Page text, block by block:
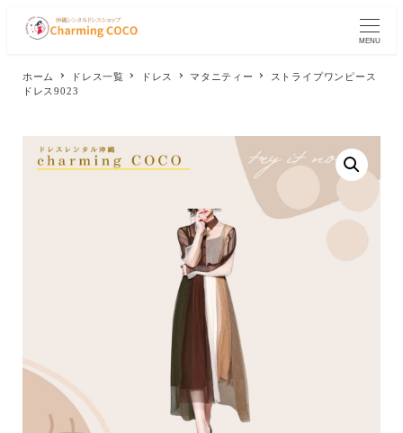
MENU
ホーム ドレス一覧 ドレス マタニティー
ストライプワンピース
ドレス9023